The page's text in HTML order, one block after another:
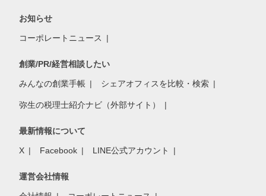
お知らせ
コーポレートニュース
創業/PR/経営相談したい
みんなの創業手帳 シェアオフィスを比較・検索
弥生の税理士紹介ナビ（外部サイト）
最新情報について
X Facebook LINE公式アカウント
運営会社情報